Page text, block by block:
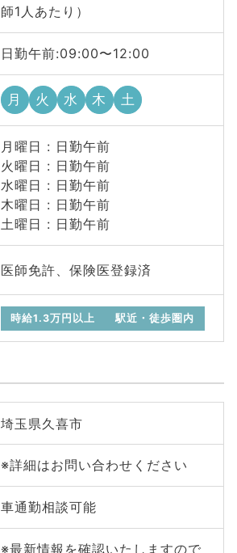
師1人あたり）
日勤午前:09:00〜12:00
月 火 水 木 土
月曜日 : 日勤午前
火曜日 : 日勤午前
水曜日 : 日勤午前
木曜日 : 日勤午前
土曜日 : 日勤午前
医師免許、保険医登録済
時給1.3万円以上 駅近・徒歩圏内
埼玉県久喜市
※詳細はお問い合わせください
車通勤相談可能
※最新情報を確認いたしますので